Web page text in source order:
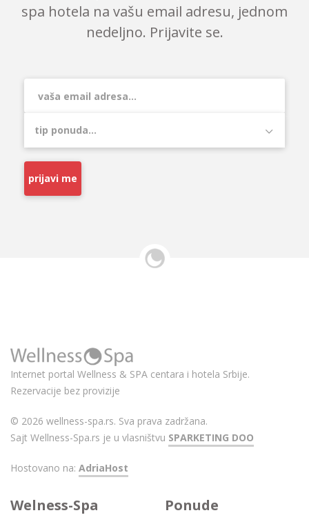
spa hotela na vašu email adresu, jednom
nedeljno. Prijavite se.
prijavi me
Internet portal Wellness & SPA centara i hotela Srbije.
Rezervacije bez provizije
© 2026 wellness-spa.rs. Sva prava zadržana.
Sajt Wellness-Spa.rs je u vlasništvu SPARKETING DOO
Hostovano na: AdriaHost
Welness-Spa Ponude